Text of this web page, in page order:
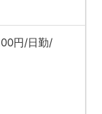
円/日勤/